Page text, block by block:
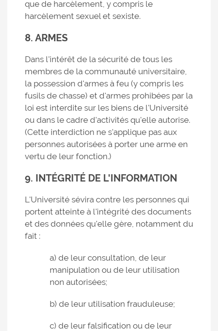
que de harcèlement, y compris le
harcèlement sexuel et sexiste.
8. ARMES
Dans l'intérêt de la sécurité de tous les
membres de la communauté universitaire,
la possession d'armes à feu (y compris les
fusils de chasse) et d'armes prohibées par la
loi est interdite sur les biens de l'Université
ou dans le cadre d'activités qu'elle autorise.
(Cette interdiction ne s'applique pas aux
personnes autorisées à porter une arme en
vertu de leur fonction.)
9. INTÉGRITÉ DE L'INFORMATION
L'Université sévira contre les personnes qui
portent atteinte à l'intégrité des documents
et des données qu'elle gère, notamment du
fait :
a) de leur consultation, de leur
manipulation ou de leur utilisation
non autorisées;
b) de leur utilisation frauduleuse;
c) de leur falsification ou de leur